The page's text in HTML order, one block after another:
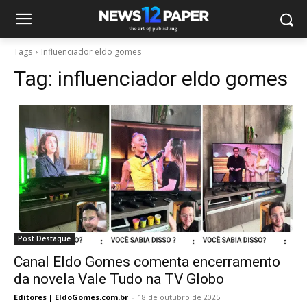
Tags Influenciador eldo gomes
Tag: influenciador eldo gomes
Post Destaque
Canal Eldo Gomes comenta encerramento
da novela Vale Tudo na TV Globo
Editores | EldoGomes.com.br - 18 de outubro de 2025